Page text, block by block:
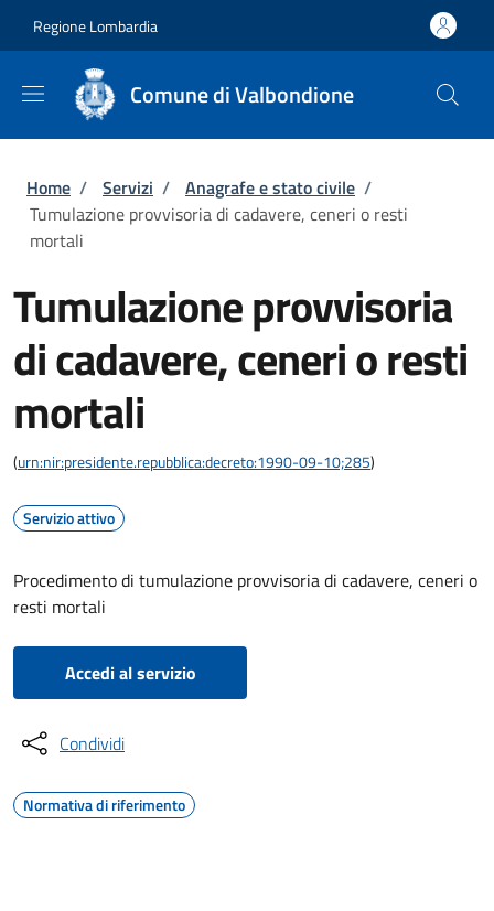
Regione Lombardia
Comune di Valbondione
Briciole di pane
Home / Servizi / Anagrafe e stato civile /
Tumulazione provvisoria di cadavere, ceneri o resti
mortali
Tumulazione provvisoria
di cadavere, ceneri o resti
mortali
(urn:nir:presidente.repubblica:decreto:1990-09-10;285)
Servizio attivo
Procedimento di tumulazione provvisoria di cadavere, ceneri o
resti mortali
Accedi al servizio
Condividi
Normativa di riferimento